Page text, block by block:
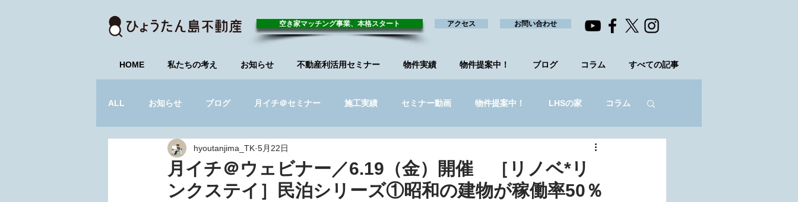
空き家マッチング事業、本格スタート アクセス お問い合わせ
HOME 私たちの考え お知らせ 不動産利活用セミナー 物件実績 物件提案中！ ブログ コラム すべての記事
ALL お知らせ ブログ 月イチ＠セミナー 施工実績 セミナー動画 物件提案中！ LHSの家 コラム
不動産研究会_募集中 セミナー_終了
月イチ＠ウェビナー／6.19（金）開催 ［リノベ*リ
ンクステイ］民泊シリーズ①昭和の建物が稼働率50％
hyoutanjima_TK 5月22日